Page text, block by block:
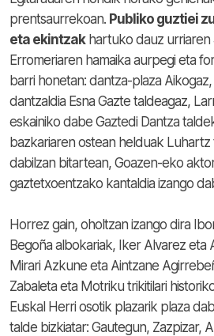
prentsaurrekoan. Publiko guztiei
eta ekintzakhartuko dauz urriaren
Erromeriaren hamaika aurpegi eta
barri honetan: dantza-plaza
dantzaldia Esna Gazte taldeagaz,
eskainiko dabe Gaztedi Dantza
bazkariaren ostean helduak
dabilzan bitartean, Goazen-eko
gaztetxoentzako kantaldia izango
Horrez gain, oholtzan izango dira
Begoña albokariak, Iker Alvarez eta
Mirari Azkune eta Aintzane
Zabaleta eta Motriku trikitilari
Euskal Herri osotik plazarik plaza
talde bizkiatar: Gautegun, Zazpizar,